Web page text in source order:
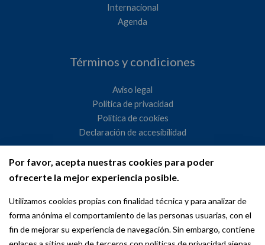
Por favor, acepta nuestras cookies para poder
ofrecerte la mejor experiencia posible.
Utilizamos cookies propias con finalidad técnica y para analizar de
forma anónima el comportamiento de las personas usuarias, con el
fin de mejorar su experiencia de navegación. Sin embargo, contiene
Internacional
Agenda
Términos y condiciones
Aviso legal
Política de privacidad
Política de cookies
Declaración de accesibilidad
Ayuntamiento de Madrid
WeMadrid es un sitio web del Ayuntamiento de Madrid
dedicado a las relaciones institucionales y la actividad
internacional del Alcalde. ​